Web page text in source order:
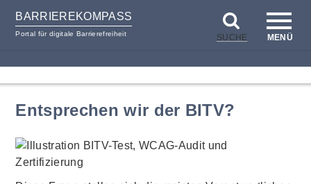
BARRIEREKOMPASS
Portal für digitale Barrierefreiheit SUCHE MENÜ
Entsprechen wir der BITV?